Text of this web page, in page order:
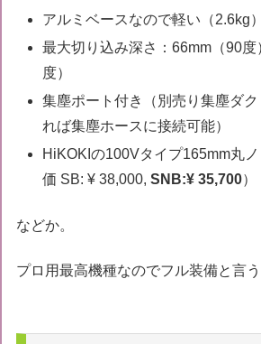
アルミベースなので軽い（2.6kg）
最大切り込み深さ：66mm（90
度）
集塵ポート付き（別売り集塵ダ
れば集塵ホースに接続可能）
HiKOKIの100Vタイプ165mm丸
価 SB: ¥ 38,000,SNB:¥ 35,700）
などか。
プロ用最高機種なのでフル装備と言う